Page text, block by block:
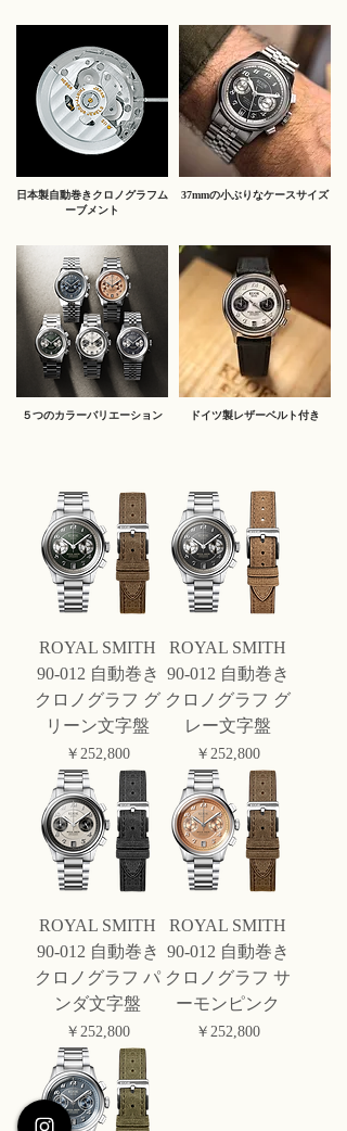
日本製自動巻きクロノグラフム
ーブメント
37mmの小ぶりなケースサイズ
５つのカラーバリエーション ​ドイツ製レザーベルト付き
ROYAL SMITH
90-012 自動巻き
クロノグラフ グ
リーン文字盤
価格
￥252,800
ROYAL SMITH
90-012 自動巻き
クロノグラフ グ
レー文字盤
価格
￥252,800
ROYAL SMITH
90-012 自動巻き
クロノグラフ パ
ンダ文字盤
価格
￥252,800
ROYAL SMITH
90-012 自動巻き
クロノグラフ サ
ーモンピンク
価格
￥252,800